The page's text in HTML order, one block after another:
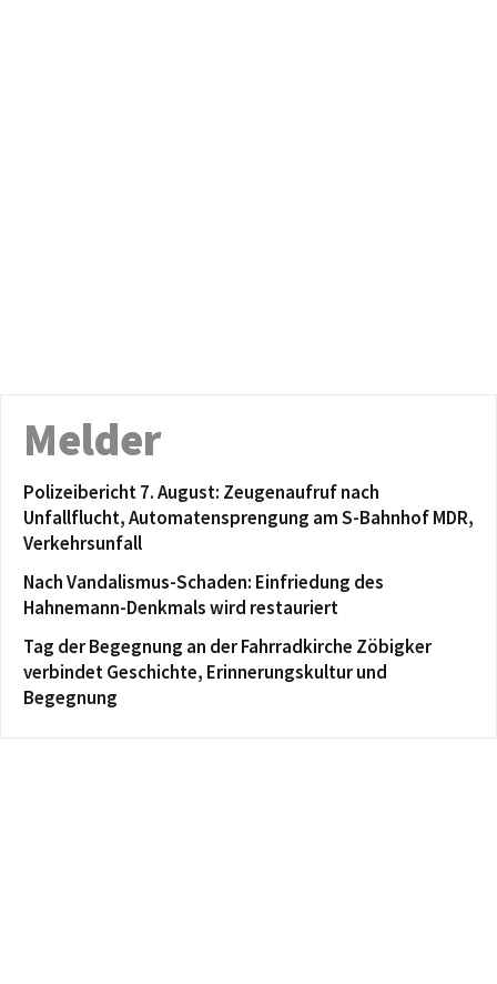
Melder
Polizeibericht 7. August: Zeugenaufruf nach
Unfallflucht, Automatensprengung am S-Bahnhof MDR,
Verkehrsunfall
Nach Vandalismus-Schaden: Einfriedung des
Hahnemann-Denkmals wird restauriert
Tag der Begegnung an der Fahrradkirche Zöbigker
verbindet Geschichte, Erinnerungskultur und
Begegnung